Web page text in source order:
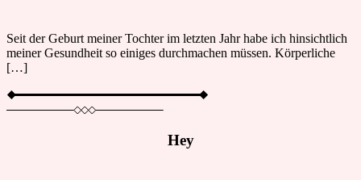
Seit der Geburt meiner Tochter im letzten Jahr habe ich hinsichtlich
meiner Gesundheit so einiges durchmachen müssen. Körperliche
[…]
Hey